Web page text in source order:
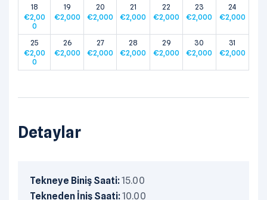
18
€2,00
0
19
€2,000
20
€2,000
21
€2,000
22
€2,000
23
€2,000
24
€2,000
25
€2,00
0
26
€2,000
27
€2,000
28
€2,000
29
€2,000
30
€2,000
31
€2,000
Detaylar
Tekneye Biniş Saati:15.00
Tekneden İniş Saati:10.00